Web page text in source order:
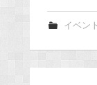
e
イベント